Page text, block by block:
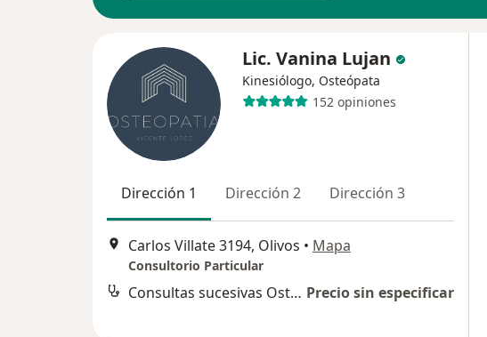
Lic. Vanina Lujan
Kinesiólogo, Osteópata
152 opiniones
Dirección 1 Dirección 2 Dirección 3
Carlos Villate 3194, Olivos • Mapa
Consultorio Particular
Consultas sucesivas Osteopatía Precio sin especificar